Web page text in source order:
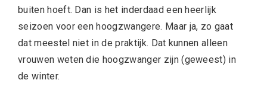
buiten hoeft. Dan is het inderdaad een heerlijk
seizoen voor een hoogzwangere. Maar ja, zo gaat
dat meestel niet in de praktijk. Dat kunnen alleen
vrouwen weten die hoogzwanger zijn (geweest) in
de winter.